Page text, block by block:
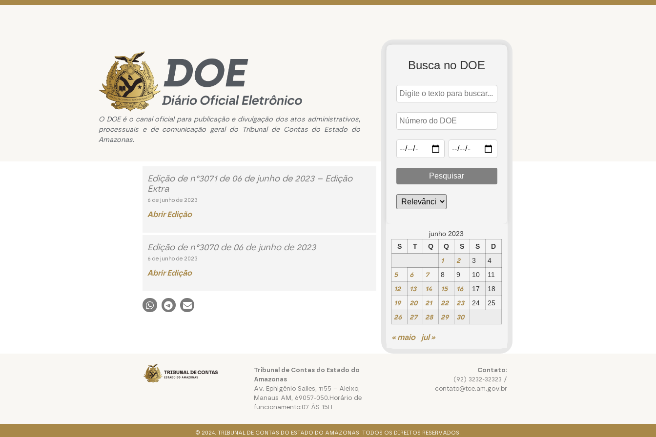
O DOE é o canal oficial para publicação e divulgação dos atos administrativos,
processuais e de comunicação geral do Tribunal de Contas do Estado do
Amazonas.
Edição de n°3071 de 06 de junho de 2023 – Edição
Extra
6 de junho de 2023
Abrir Edição
Edição de n°3070 de 06 de junho de 2023
6 de junho de 2023
Abrir Edição
Busca no DOE
Pesquisar
junho 2023
S
T Q Q S S D
1 2 3 4
5 6 7 8 9 10 11
12 13 14 15 16 17 18
19 20 21 22 23 24 25
26 27 28 29 30
« maio jul »
Tribunal de Contas do Estado do
Amazonas
Av. Ephigênio Salles, 1155 – Aleixo,
Manaus AM, 69057-050.Horário de
funcionamento:07 ÀS 15H
Contato:
(92) 3232-32323 /
contato@tce.am.gov.br
© 2024. TRIBUNAL DE CONTAS DO ESTADO DO AMAZONAS. TODOS OS DIREITOS RESERVADOS.